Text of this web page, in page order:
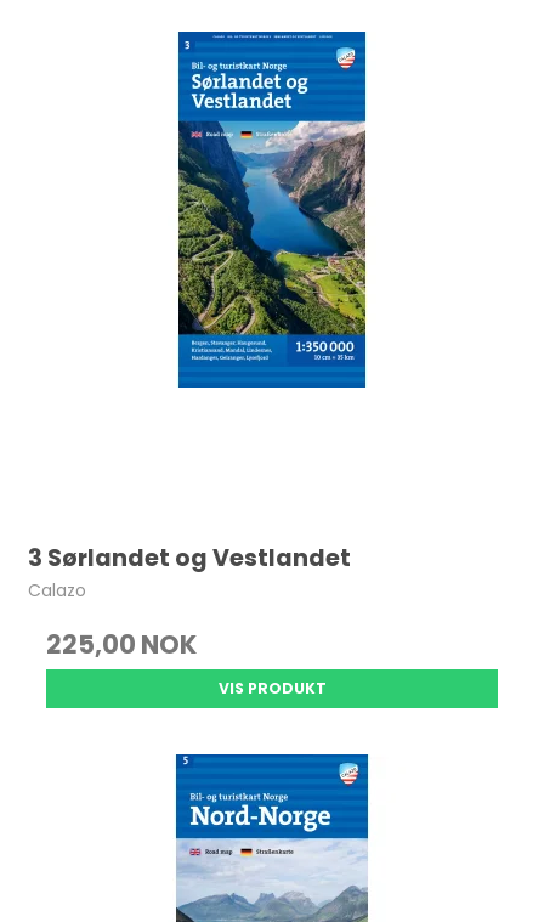
3 Sørlandet og Vestlandet
Calazo
225,00 NOK
VIS PRODUKT